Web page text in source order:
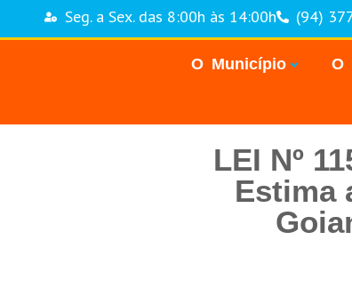
Seg. a Sex. das 8:00h às 14:00h (94)
O Município O
LEI Nº
Estima